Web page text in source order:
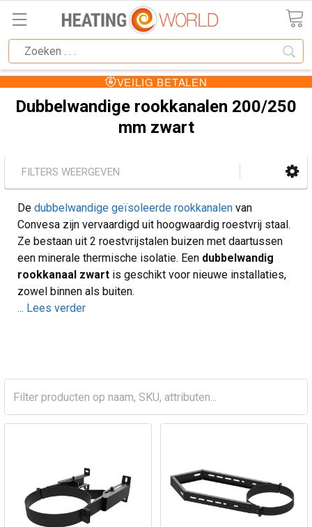
VEILIG BETALEN
Dubbelwandige rookkanalen 200/250
mm zwart
FILTERS WEERGEVEN
De dubbelwandige geïsoleerde rookkanalen van
Convesa zijn vervaardigd uit hoogwaardig roestvrij staal.
Ze bestaan uit 2 roestvrijstalen buizen met daartussen
een minerale thermische isolatie. Een dubbelwandig
rookkanaal zwart is geschikt voor nieuwe installaties,
zowel binnen als buiten.
... Lees verder